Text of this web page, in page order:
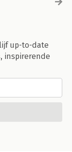
up-to-date
inspirerende